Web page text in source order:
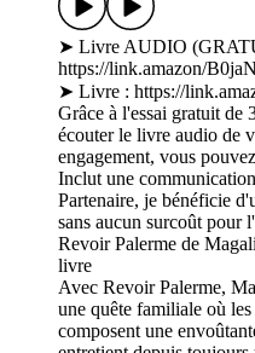
➤ Livre AUDIO
https://link.amazon/
➤ Livre : https://
Grâce à l'essai gratuit
écouter le livre audio de
engagement, vous
Inclut une
Partenaire, je bénéficie
sans aucun surcoût pour
Revoir Palerme de
livre
Avec Revoir Palerme,
une quête familiale où
composent une